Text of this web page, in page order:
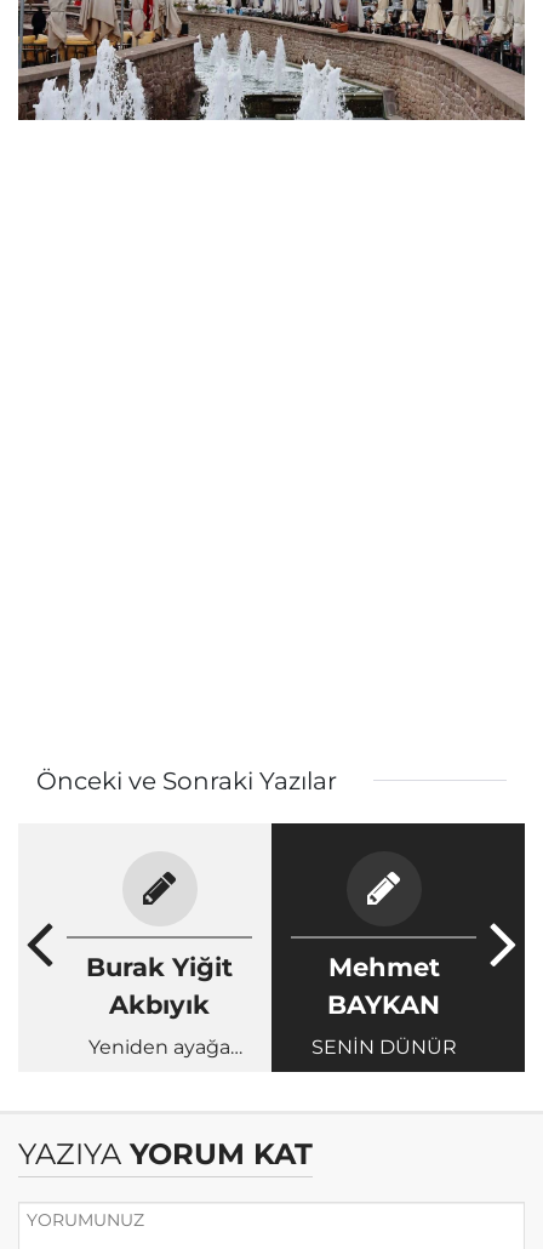
Önceki ve Sonraki Yazılar
Burak Yiğit
Akbıyık
Yeniden ayağa
Mehmet
BAYKAN
SENİN DÜNÜR
YAZIYA YORUM KAT